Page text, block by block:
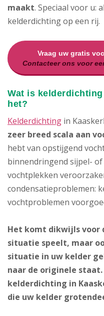
maakt. Speciaal voor u:
kelderdichting op een rij.
Vraag uw gratis
Contacteer ons voor
Wat is
het?
Kelderdichting in
zeer breed scala aan
hebt van opstijgend
binnendringend sijpel-
vochtplekken
condensatieproblemen:
vochtproblemen
Het komt dikwijls voor
situatie speelt, maar
situatie in uw kelder
naar de originele
kelderdichting in
die uw kelder